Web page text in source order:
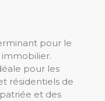
pour le
pour les
résidentiels de
et des